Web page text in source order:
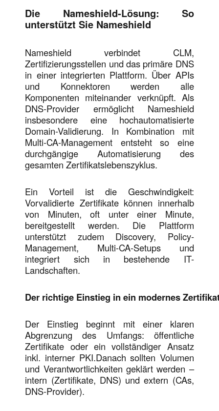
Die Nameshield-Lösung: So
unterstützt Sie Nameshield
Nameshield verbindet CLM,
Zertifizierungsstellen und das primäre DNS
in einer integrierten Plattform. Über APIs
und Konnektoren werden alle
Komponenten miteinander verknüpft. Als
DNS-Provider ermöglicht Nameshield
insbesondere eine hochautomatisierte
Domain-Validierung. In Kombination mit
Multi-CA-Management entsteht so eine
durchgängige Automatisierung des
gesamten Zertifikatslebenszyklus.
Ein Vorteil ist die Geschwindigkeit:
Vorvalidierte Zertifikate können innerhalb
von Minuten, oft unter einer Minute,
bereitgestellt werden. Die Plattform
unterstützt zudem Discovery, Policy-
Management, Multi-CA-Setups und
integriert sich in bestehende IT-
Landschaften.
Der richtige Einstieg in ein modernes
Der Einstieg beginnt mit einer klaren
Abgrenzung des Umfangs: öffentliche
Zertifikate oder ein vollständiger Ansatz
inkl. interner PKI.Danach sollten Volumen
und Verantwortlichkeiten geklärt werden –
intern (Zertifikate, DNS) und extern (CAs,
DNS-Provider).